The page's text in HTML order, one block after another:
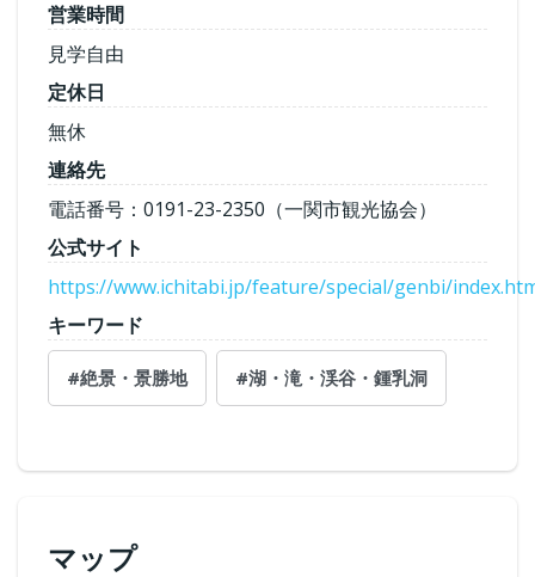
営業時間
見学自由
定休日
無休
連絡先
電話番号：0191-23-2350（一関市観光協会）
公式サイト
https://www.ichitabi.jp/feature/special/genbi/
キーワード
#絶景・景勝地 #湖・滝・渓谷・鍾乳洞
マップ